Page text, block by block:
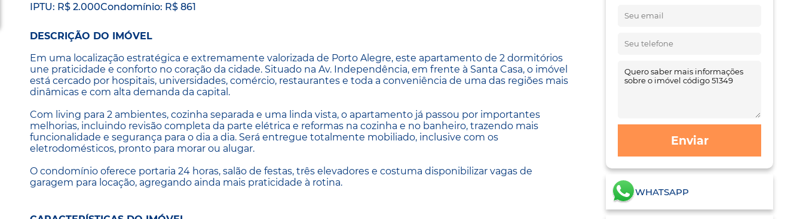
IPTU: R$ 2.000Condomínio: R$ 861
DESCRIÇÃO DO IMÓVEL
Em uma localização estratégica e extremamente valorizada de Porto Alegre, este apartamento de 2 dormitórios
une praticidade e conforto no coração da cidade. Situado na Av. Independência, em frente à Santa Casa, o imóvel
está cercado por hospitais, universidades, comércio, restaurantes e toda a conveniência de uma das regiões mais
dinâmicas e com alta demanda da capital.
Com living para 2 ambientes, cozinha separada e uma linda vista, o apartamento já passou por importantes
melhorias, incluindo revisão completa da parte elétrica e reformas na cozinha e no banheiro, trazendo mais
funcionalidade e segurança para o dia a dia. Será entregue totalmente mobiliado, inclusive com os
eletrodomésticos, pronto para morar ou alugar.
O condomínio oferece portaria 24 horas, salão de festas, três elevadores e costuma disponibilizar vagas de
garagem para locação, agregando ainda mais praticidade à rotina.
Enviar
WHATSAPP